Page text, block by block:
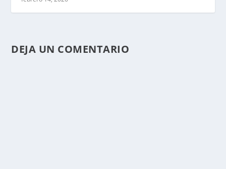
DEJA UN COMENTARIO